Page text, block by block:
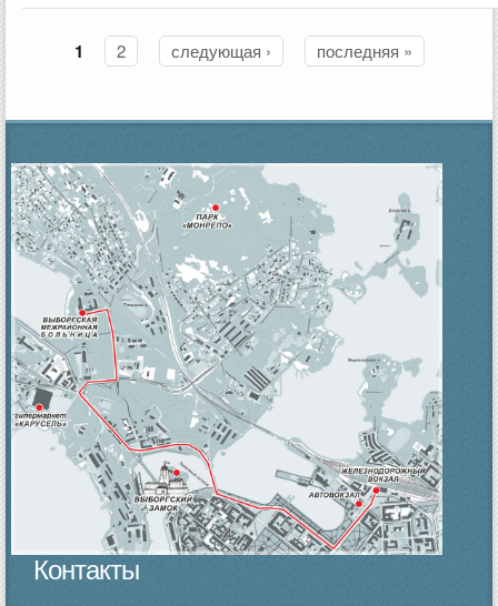
Страницы
1 2 следующая › последняя »
Контакты